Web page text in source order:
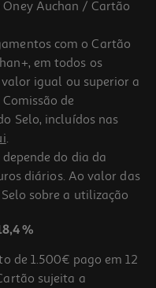
(sdr)
Auchan / Cartão
com o Cartão
em todos os
igual ou superior a
de
Selo, incluídos nas
.
do dia da
diários. Ao valor das
sobre a utilização
%
de 1.500€ pago em 12
sujeita a